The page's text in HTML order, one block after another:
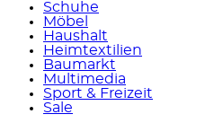
Schuhe
Möbel
Haushalt
Heimtextilien
Baumarkt
Multimedia
Sport & Freizeit
Sale